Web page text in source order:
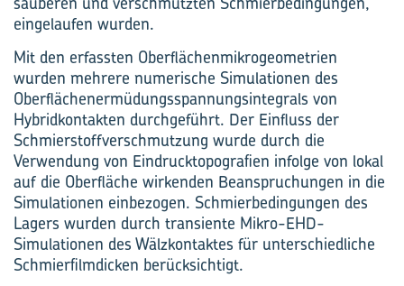
eingelaufen wurden.
Mit den erfassten Oberflächenmikrogeometrien
wurden mehrere numerische Simulationen des
Oberflächenermüdungsspannungsintegrals von
Hybridkontakten durchgeführt. Der Einfluss der
Schmierstoffverschmutzung wurde durch die
Verwendung von Eindrucktopografien infolge von lokal
auf die Oberfläche wirkenden Beanspruchungen in die
Simulationen einbezogen. Schmierbedingungen des
Lagers wurden durch transiente Mikro-EHD-
Simulationen des Wälzkontaktes für unterschiedliche
Schmierfilmdicken berücksichtigt.